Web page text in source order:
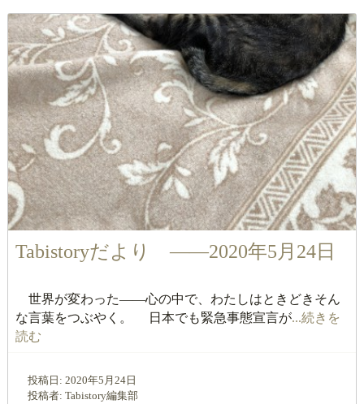
Tabistoryだより ――2020年5月24日
世界が変わった――心の中で、わたしはときどきそん
な言葉をつぶやく。 日本でも緊急事態宣言が...続きを
読む
投稿日: 2020年5月24日
投稿者: Tabistory編集部